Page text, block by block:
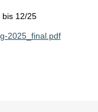
bis 12/25
2025_final.pdf